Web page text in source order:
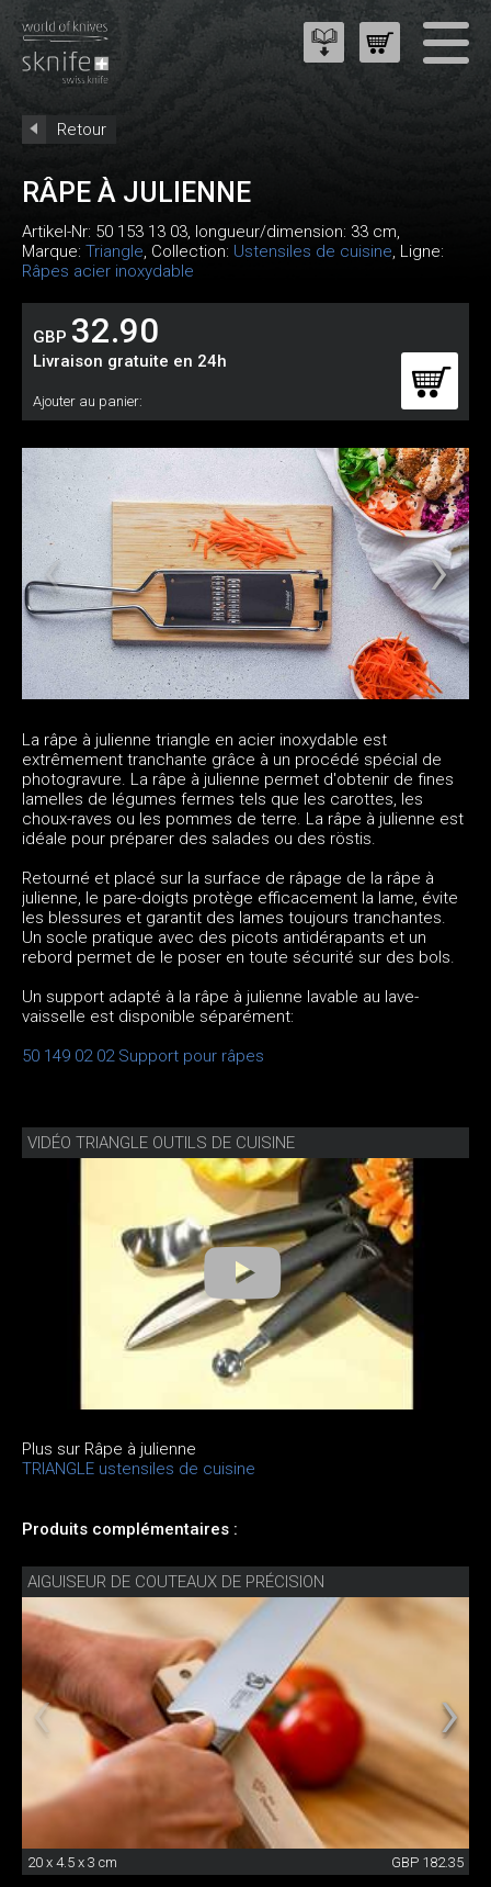
Retour
RÂPE À JULIENNE
Artikel-Nr: 50 153 13 03, longueur/dimension: 33 cm,
Marque: Triangle, Collection: Ustensiles de cuisine, Ligne:
Râpes acier inoxydable
GBP 32.90
Livraison gratuite en 24h
Ajouter au panier:
La râpe à julienne triangle en acier inoxydable est
extrêmement tranchante grâce à un procédé spécial de
photogravure. La râpe à julienne permet d'obtenir de fines
lamelles de légumes fermes tels que les carottes, les
choux-raves ou les pommes de terre. La râpe à julienne est
idéale pour préparer des salades ou des röstis.
Retourné et placé sur la surface de râpage de la râpe à
julienne, le pare-doigts protège efficacement la lame, évite
les blessures et garantit des lames toujours tranchantes.
Un socle pratique avec des picots antidérapants et un
rebord permet de le poser en toute sécurité sur des bols.
Un support adapté à la râpe à julienne lavable au lave-
vaisselle est disponible séparément:
50 149 02 02 Support pour râpes
VIDÉO TRIANGLE OUTILS DE CUISINE
Plus sur Râpe à julienne
TRIANGLE ustensiles de cuisine
Produits complémentaires :
AIGUISEUR DE COUTEAUX DE PRÉCISION
20 x 4.5 x 3 cm GBP 182.35